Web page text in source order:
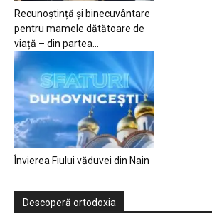
Recunoștință și binecuvântare
pentru mamele dătătoare de
viață – din partea...
Învierea Fiului văduvei din Nain
Descoperă ortodoxia